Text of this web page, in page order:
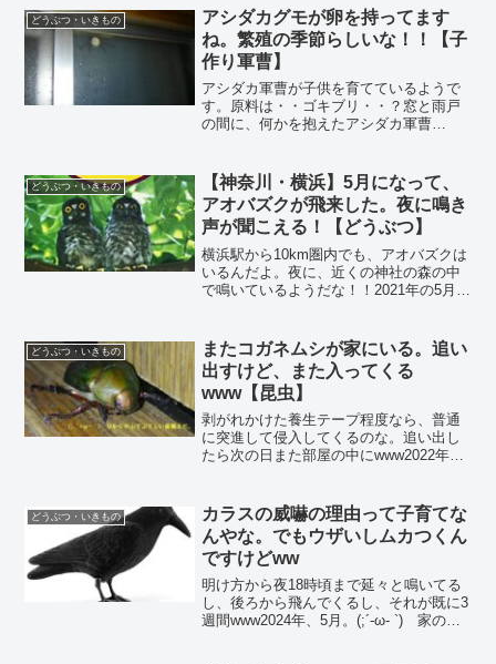
ω･ `) 2つ、身体の中に持つらしい。最
初は...
どうぶつ・いきもの
アシダカグモが卵を持ってます
ね。繁殖の季節らしいな！！【子
作り軍曹】
アシダカ軍曹が子供を育てているようで
す。原料は・・ゴキブリ・・？窓と雨戸
の間に、何かを抱えたアシダカ軍曹
そいつらを食うため、アシダカグモ先生
も出現するわけですが！雨戸の...
どうぶつ・いきもの
【神奈川・横浜】5月になって、
アオバズクが飛来した。夜に鳴き
声が聞こえる！【どうぶつ】
横浜駅から10km圏内でも、アオバズクは
いるんだよ。夜に、近くの神社の森の中
で鳴いているようだな！！2021年の5月上
オバズクの鳴き声が聞こえる。(;´Д｀)...
どうぶつ・いきもの
またコガネムシが家にいる。追い
出すけど、また入ってくる
www【昆虫】
剥がれかけた養生テープ程度なら、普通
に突進して侵入してくるのな。追い出し
たら次の日また部屋の中にwww2022年8
侵入ルートは、特殊だったな。屋根の工
事のた...
どうぶつ・いきもの
カラスの威嚇の理由って子育てな
んやな。でもウザいしムカつくん
ですけどww
明け方から夜18時頃まで延々と鳴いてる
し、後ろから飛んでくるし、それが既に3
週間www2024年、5月。(;´-ω- `) 家の周